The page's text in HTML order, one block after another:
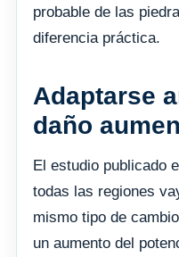
probable de las
diferencia práctica.
Adaptarse
daño
El estudio publicado
todas las regiones
mismo tipo de
un aumento del